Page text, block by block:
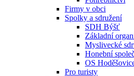
Firmy v obci
Spolky a sdružení
SDH Býšť
Základní
Myslivecké
Honební
OS
Pro turisty